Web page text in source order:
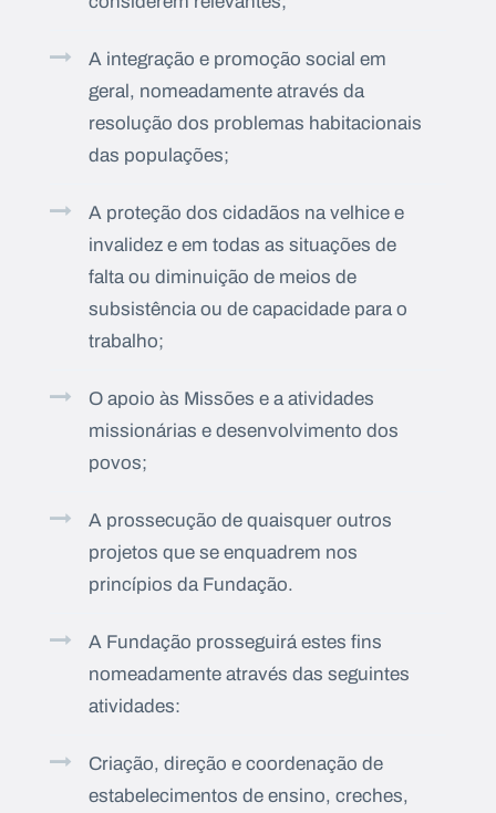
A integração e promoção social em
geral, nomeadamente através da
resolução dos problemas habitacionais
das populações;
A proteção dos cidadãos na velhice e
invalidez e em todas as situações de
falta ou diminuição de meios de
subsistência ou de capacidade para o
trabalho;
O apoio às Missões e a atividades
missionárias e desenvolvimento dos
povos;
A prossecução de quaisquer outros
projetos que se enquadrem nos
princípios da Fundação.
A Fundação prosseguirá estes fins
nomeadamente através das seguintes
atividades:
Criação, direção e coordenação de
estabelecimentos de ensino, creches,